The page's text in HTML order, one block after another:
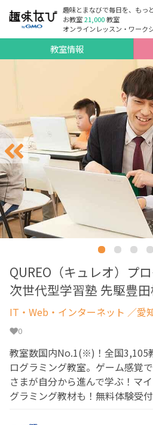
趣味とまなびで毎日を、もっ
お教室21,000教室
オンラインレッスン・ワーク
教室情報
QUREO（キュレオ）プ
次世代型学習塾 先駆豊
IT・Web・インターネット ／愛
0
教室数国内No.1(※)！全国3,105
ログラミング教室。ゲーム感覚
さまが自分から進んで学ぶ！マ
グラミング教材も！無料体験受付